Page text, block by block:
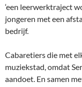
‘een leerwerktraject
jongeren met een
bedrijf.
Cabaretiers die met
muziekstad, omdat
aandoet. En samen